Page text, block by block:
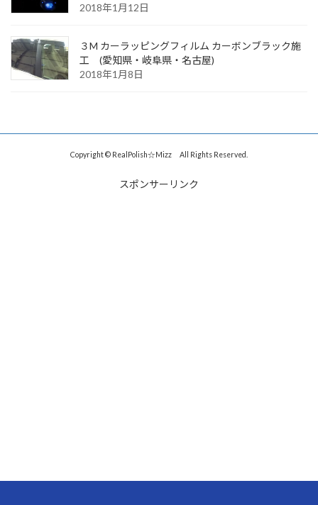
2018年1月12日
３M カーラッピングフィルム カーボンブラック施
工 (愛知県・岐阜県・名古屋)
2018年1月8日
Copyright © RealPolish☆Mizz All Rights Reserved.
スポンサーリンク